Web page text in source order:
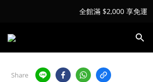
全館滿 $2,000 享免運
Share